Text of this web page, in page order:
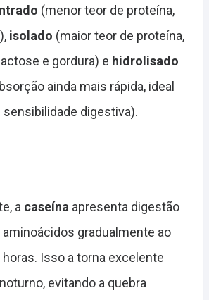
(menor teor de proteína,
isolado (maior teor de proteína,
e gordura) e hidrolisado
ainda mais rápida, ideal
sensibilidade digestiva).
a caseína apresenta digestão
aminoácidos gradualmente ao
horas. Isso a torna excelente
evitando a quebra